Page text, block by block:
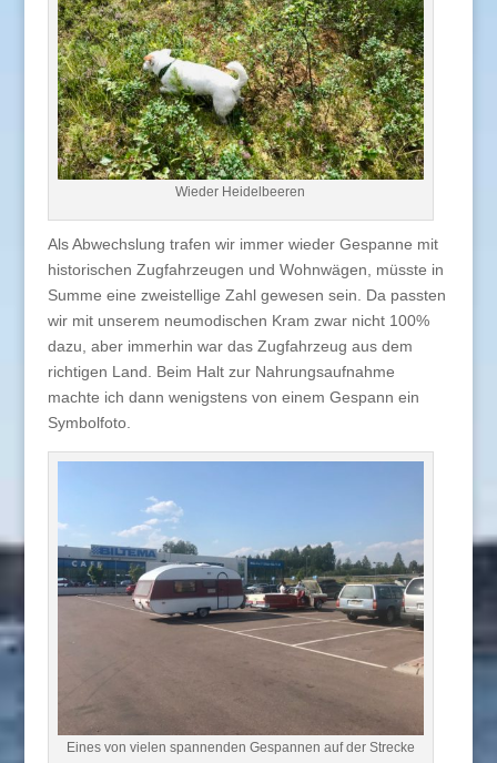
Wieder Heidelbeeren
Als Abwechslung trafen wir immer wieder Gespanne mit
historischen Zugfahrzeugen und Wohnwägen, müsste in
Summe eine zweistellige Zahl gewesen sein. Da passten
wir mit unserem neumodischen Kram zwar nicht 100%
dazu, aber immerhin war das Zugfahrzeug aus dem
richtigen Land. Beim Halt zur Nahrungsaufnahme
machte ich dann wenigstens von einem Gespann ein
Symbolfoto.
Eines von vielen spannenden Gespannen auf der Strecke